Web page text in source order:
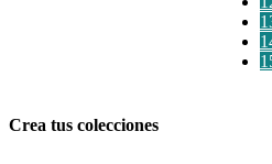
Crea tus colecciones